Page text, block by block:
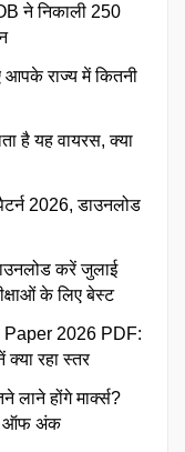
ने निकाली 250
आपके राज्य में कितनी
है यह वायरस, क्या
2026, डाउनलोड
करें जुलाई
के लिए बेस्ट
2026 PDF:
रहा स्तर
लाने होंगे मार्क्स?
ऑफ अंक